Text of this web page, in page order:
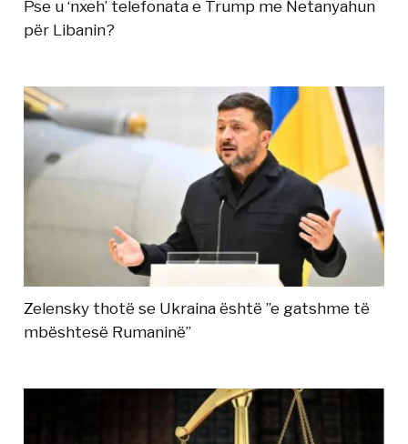
Pse u ‘nxeh’ telefonata e Trump me Netanyahun
për Libanin?
Zelensky thotë se Ukraina është ”e gatshme të
mbështesë Rumaninë”